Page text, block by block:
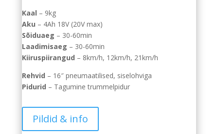
Kaal – 9kg
Aku – 4Ah 18V (20V max)
Sõiduaeg – 30-60min
Laadimisaeg – 30-60min
Kiiruspiirangud – 8km/h, 12km/h, 21km/h
Rehvid – 16″ pneumaatilised, siselohviga
Pidurid – Tagumine trummelpidur
Pildid & info